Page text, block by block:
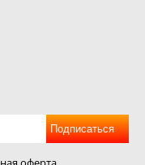
Подписаться